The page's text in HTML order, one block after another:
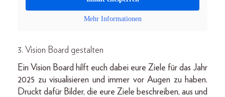
Mehr Informationen
3. Vision Board gestalten
Ein Vision Board hilft euch dabei eure Ziele für das Jahr
2025 zu visualisieren und immer vor Augen zu haben.
Druckt dafür Bilder, die eure Ziele beschreiben, aus und